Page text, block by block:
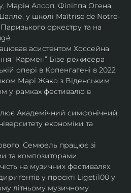
Марін Алсоп, Філіппа Огена,
у школі Maîtrise de Notre-
оркестру та на
асистентом Хоссейна
“Кармен” Бізе режисера
опері в Копенгагені в 2022
Марі Жако з Віденським
у рамках фестивалю в
Академічний симфонічний
економіки та
Семюель працює зі
та композиторами,
на музичних фестивалях.
у проєкті Ligeti100 у
літньому музичному